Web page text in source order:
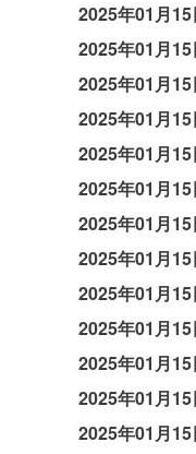
2025年01月
2025年01月
2025年01月
2025年01月
2025年01月
2025年01月
2025年01月
2025年01月
2025年01月
2025年01月
2025年01月
2025年01月
2025年01月